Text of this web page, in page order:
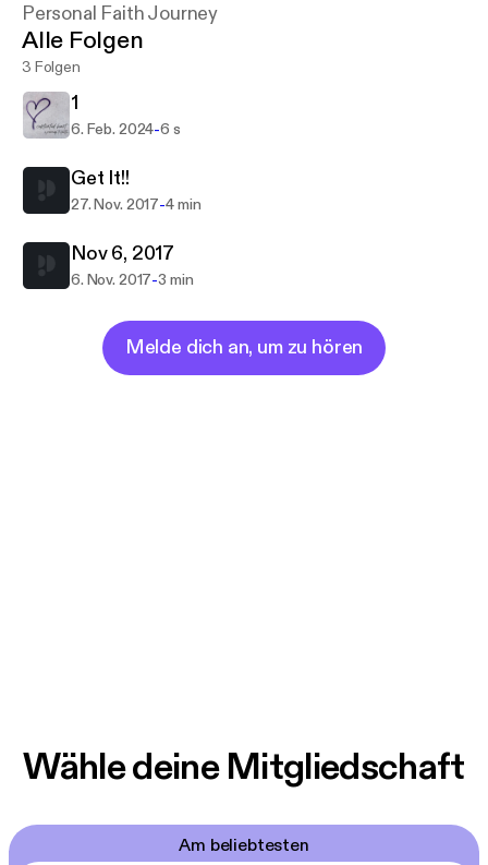
Personal Faith Journey
Alle Folgen
3 Folgen
1
6. Feb. 2024-6 s
Get It!!
27. Nov. 2017-4 min
Nov 6, 2017
6. Nov. 2017-3 min
Melde dich an, um zu hören
Wähle deine Mitgliedschaft
Am beliebtesten